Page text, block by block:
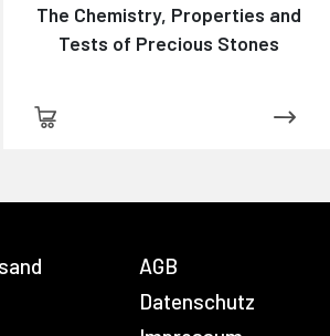
The Chemistry, Properties and
Tests of Precious Stones
AGB
Datenschutz